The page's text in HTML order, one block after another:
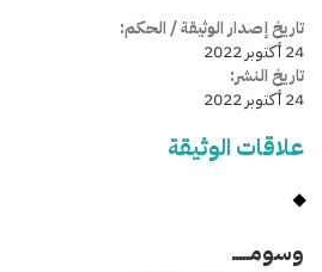
تاريخ إصدار الوثيقة / الحكم:
24 أكتوبر 2022
تاريخ النشر:
24 أكتوبر 2022
علاقات الوثيقة
وسومـــــ